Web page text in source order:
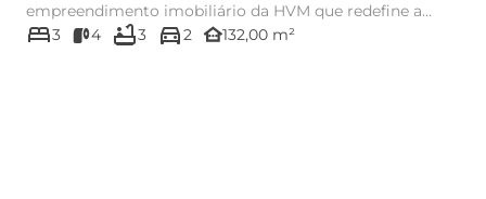
empreendimento imobiliário da HVM que redefine a
experiência urbana em Campo...
bed3 4 bathtub3 directions_car2 other_houses132,00 m²